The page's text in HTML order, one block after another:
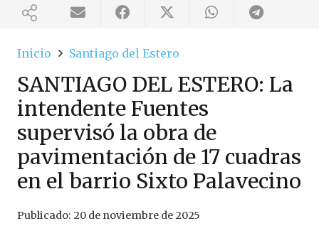
Inicio Santiago del Estero
SANTIAGO DEL ESTERO: La
intendente Fuentes
supervisó la obra de
pavimentación de 17 cuadras
en el barrio Sixto Palavecino
Publicado: 20 de noviembre de 2025